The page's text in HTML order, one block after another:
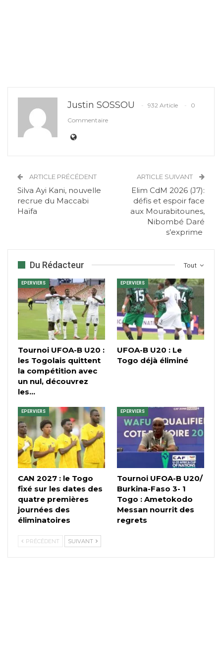
Justin SOSSOU 932 Article
0
Commentaire
ARTICLE PRÉCÉDENT
Silva Ayi Kani, nouvelle
recrue du Maccabi
Haïfa
ARTICLE SUIVANT
Elim CdM 2026 (J7):
défis et espoir face
aux Mourabitounes,
Nibombé Daré
s’exprime
Tout
Du Rédacteur
EPERVIERS
Tournoi UFOA-B U20 :
les Togolais quittent
la compétition avec
un nul, découvrez
les…
EPERVIERS
UFOA-B U20 : Le
Togo déjà éliminé
EPERVIERS
CAN 2027 : le Togo
fixé sur les dates des
quatre premières
journées des
éliminatoires
EPERVIERS
Tournoi UFOA-B U20/
Burkina-Faso 3- 1
Togo : Ametokodo
Messan nourrit des
regrets
PRÉCÉDENT SUIVANT